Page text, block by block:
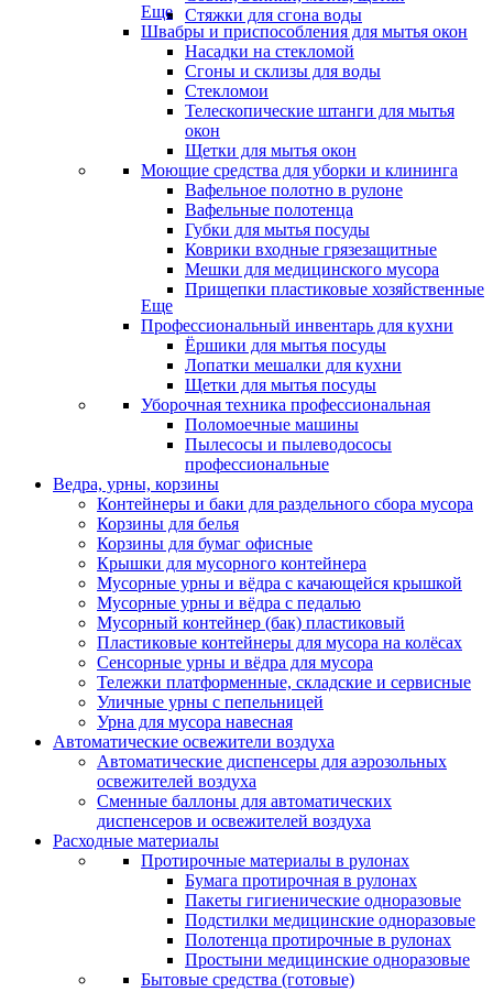
Стяжки для сгона воды
Еще
Швабры и приспособления для мытья окон
Насадки на стекломой
Сгоны и склизы для воды
Стекломои
Телескопические штанги для мытья
окон
Щетки для мытья окон
Моющие средства для уборки и клининга
Вафельное полотно в рулоне
Вафельные полотенца
Губки для мытья посуды
Коврики входные грязезащитные
Мешки для медицинского мусора
Прищепки пластиковые хозяйственные
Еще
Профессиональный инвентарь для кухни
Ёршики для мытья посуды
Лопатки мешалки для кухни
Щетки для мытья посуды
Уборочная техника профессиональная
Поломоечные машины
Пылесосы и пылеводососы
профессиональные
Ведра, урны, корзины
Контейнеры и баки для раздельного сбора мусора
Корзины для белья
Корзины для бумаг офисные
Крышки для мусорного контейнера
Мусорные урны и вёдра с качающейся крышкой
Мусорные урны и вёдра с педалью
Мусорный контейнер (бак) пластиковый
Пластиковые контейнеры для мусора на колёсах
Сенсорные урны и вёдра для мусора
Тележки платформенные, складские и сервисные
Уличные урны с пепельницей
Урна для мусора навесная
Автоматические освежители воздуха
Автоматические диспенсеры для аэрозольных
освежителей воздуха
Сменные баллоны для автоматических
диспенсеров и освежителей воздуха
Расходные материалы
Протирочные материалы в рулонах
Бумага протирочная в рулонах
Пакеты гигиенические одноразовые
Подстилки медицинские одноразовые
Полотенца протирочные в рулонах
Простыни медицинские одноразовые
Бытовые средства (готовые)